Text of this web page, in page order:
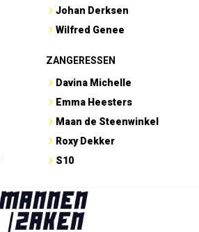
Johan Derksen
Wilfred Genee
ZANGERESSEN
Davina Michelle
Emma Heesters
Maan de Steenwinkel
Roxy Dekker
S10